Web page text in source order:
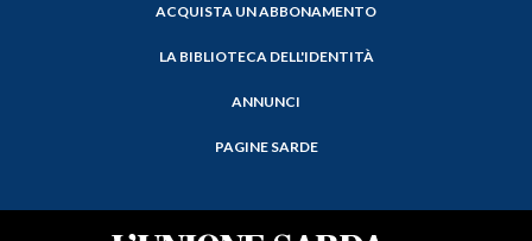
ACQUISTA UN ABBONAMENTO
LA BIBLIOTECA DELL'IDENTITÀ
ANNUNCI
PAGINE SARDE